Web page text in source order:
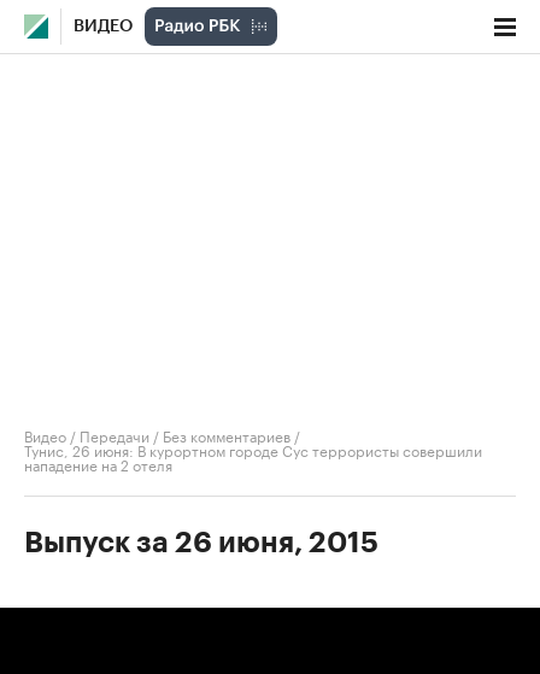
ВИДЕО
Видео / Передачи / Без комментариев /
Тунис, 26 июня: В курортном городе Сус террористы совершили
нападение на 2 отеля
Выпуск за 26 июня, 2015